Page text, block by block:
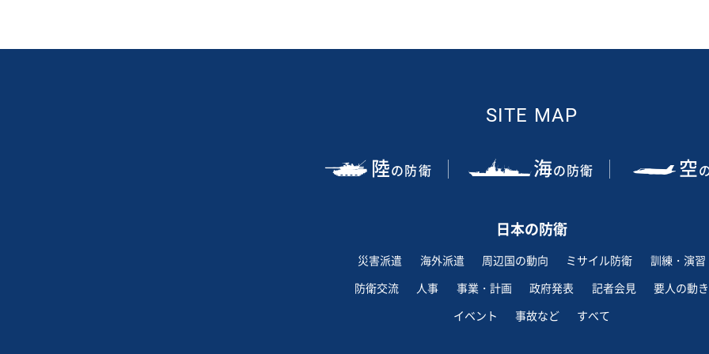
SITE MAP
陸の防衛 海の防衛 空
日本の防衛
災害派遣 海外派遣 周辺国の動向 ミサイル防衛
訓練・演習
防衛交流
人事 事業・計画 政府発表 記者会見
要人の動き
イベント
事故など すべて